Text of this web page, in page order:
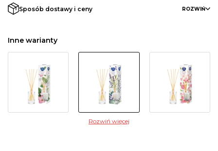
Sposób dostawy i ceny ROZWIŃ
Inne warianty
Rozwiń więcej